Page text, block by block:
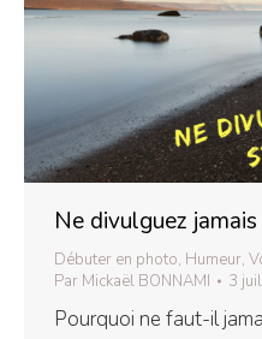
Ne divulguez
Débuter en photo, Humeur,
Par Mickaël BONNAMI 3
Pourquoi ne faut-il